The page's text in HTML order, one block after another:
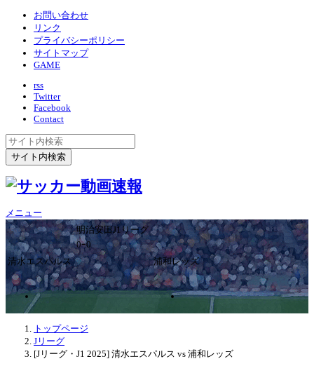
お問い合わせ
リンク
プライバシーポリシー
サイトマップ
GAME
rss
Twitter
Facebook
Contact
メニュー
明治安田J1リーグ
0ｰ0
清水エスパルス
浦和レッズ
トップページ
Jリーグ
[Jリーグ・J1 2025] 清水エスパルス vs 浦和レッズ